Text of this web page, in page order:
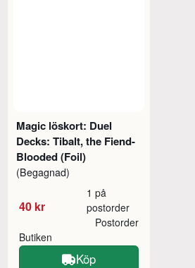
Magic löskort: Duel
Decks: Tibalt, the Fiend-
Blooded (Foil)
(Begagnad)
40 kr
1 på
postorder
Butiken
Postorder
Köp